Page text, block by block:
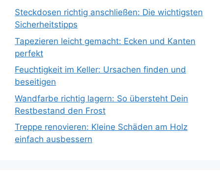
Steckdosen richtig anschließen: Die wichtigsten
Sicherheitstipps
Tapezieren leicht gemacht: Ecken und Kanten
perfekt
Feuchtigkeit im Keller: Ursachen finden und
beseitigen
Wandfarbe richtig lagern: So übersteht Dein
Restbestand den Frost
Treppe renovieren: Kleine Schäden am Holz
einfach ausbessern